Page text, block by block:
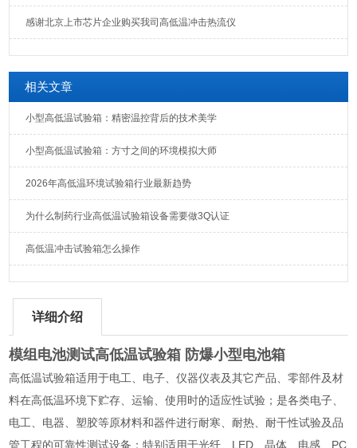
感谢北京上市芯片企业购买我司高低温冲击热流仪
相关文章
小型高低温试验箱：精密温控背后的技术美学
小型高低温试验箱：方寸之间的环境模拟大师
2026年高低温环境试验箱行业最新趋势
为什么制药行业高低温试验箱设备需要做3Q认证
高低温冲击试验箱怎么操作
详细介绍
模组电池测试高低温试验箱 防爆小型电池箱
高低温试验箱适用于电工、电子、仪器仪表及其它产品、零部件及材
料在高低温环境下贮存、运输、使用时的适应性试验；是各类电子、
电工、电器、塑胶等原材料和器件进行耐寒、耐热、耐干性试验及品
管工程的可靠性测试设备；特别适用于光纤、LED、晶体、电感、PC